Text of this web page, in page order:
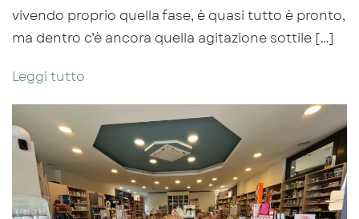
vivendo proprio quella fase, è quasi tutto è pronto,
ma dentro c’è ancora quella agitazione sottile […]
Leggi tutto